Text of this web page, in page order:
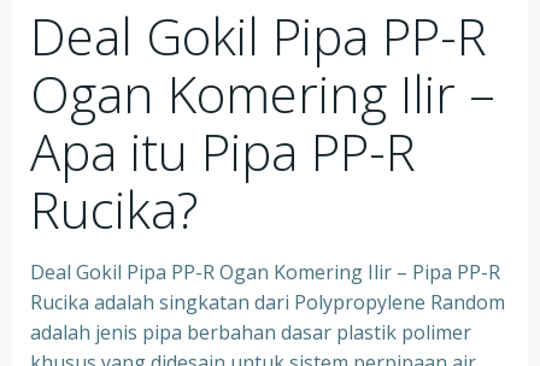
Deal Gokil Pipa PP-R
Ogan Komering Ilir –
Apa itu Pipa PP-R
Rucika?
Deal Gokil Pipa PP-R Ogan Komering Ilir – Pipa PP-R
Rucika adalah singkatan dari Polypropylene Random
adalah jenis pipa berbahan dasar plastik polimer